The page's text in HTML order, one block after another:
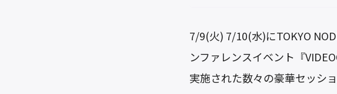
7/9(火) 7/10(水)にTOKYO
ンファレンスイベント『
実施された数々の豪華セッシ